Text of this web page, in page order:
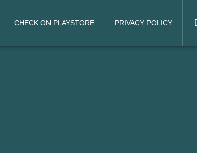
CHECK ON PLAYSTORE PRIVACY POLICY